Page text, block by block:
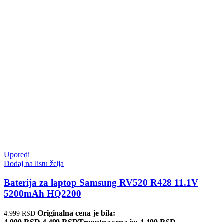
Uporedi
Dodaj na listu želja
Baterija za laptop Samsung RV520 R428 11.1V
5200mAh HQ2200
4.999RSD Originalna cena je bila: